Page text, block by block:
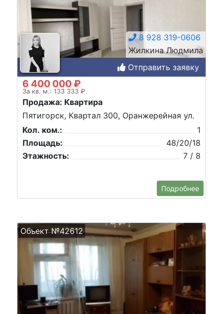
8 928 319-0606
Жилкина Людмила
Отправить заявку
6 400 000 ₽
За кв. м.: 133 333 ₽
Продажа: Квартира
Пятигорск, Квартал 300, Оранжерейная ул.
Кол. ком.:
1
Площадь:
48/20/18
Этажность:
7 / 8
Подробнее
Объект №42612